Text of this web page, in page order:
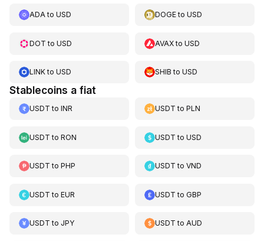
ADAto USD DOGEtoUSD
DOT to USD AVAXtoUSD
LINKto USD SHIB toUSD
Stablecoins a fiat
USDT to INR USDT toPLN
USDT to RON USDT toUSD
USDT to PHP USDT toVND
USDT to EUR USDT toGBP
USDT to JPY USDT toAUD